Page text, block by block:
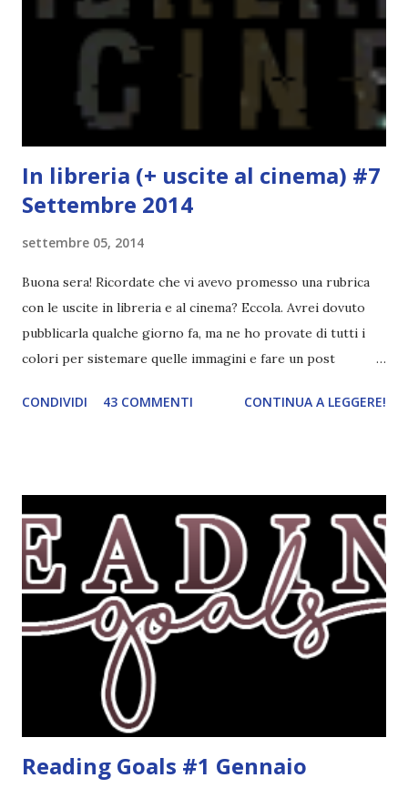
succede un bel niente. E non ha nemmeno un finale ._.
finisce esattamente nel bel mezzo della storia (anzi, quale
"mezzo" della storia? Questa storia ha praticamente solo
In libreria (+ uscite al cinema) #7
Settembre 2014
settembre 05, 2014
Buona sera! Ricordate che vi avevo promesso una rubrica
con le uscite in libreria e al cinema? Eccola. Avrei dovuto
pubblicarla qualche giorno fa, ma ne ho provate di tutti i
colori per sistemare quelle immagini e fare un post
leggere la trama cliccate sulla copertina. Vi ho segnalato
riguarda i suoi romanzi thriller. Per il momento sono
troppo fissata con questo genere ma ho letto pochi libri
thriller e vorrei davvero iniziarne qualcuno. Attraverso il
fuoco - Josephine Angeline \\ 19 settembre. Qualsiasi
libro cita anche soltanto "Salem" deve essere
assolutamente mio. Sono affascinata dalla storia delle
streghe di Salem e se oltre alle streghe aggiungiamo
mondi paralleli e gemelle malefiche, la mia curiosità monta
CONDIVIDI 43 COMMENTI CONTINUA A LEGGERE!
Reading Goals #1 Gennaio